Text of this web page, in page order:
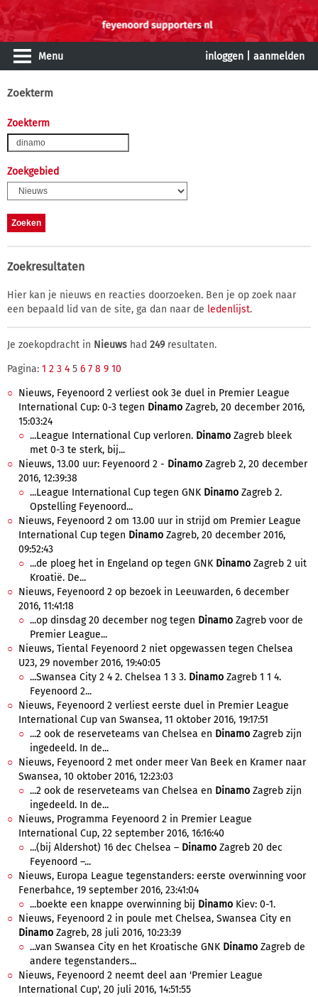
Menu inloggen aanmelden
Zoekterm
Zoekterm
Zoekgebied
Zoekresultaten
Hier kan je nieuws en reacties doorzoeken. Ben je op zoek naar
een bepaald lid van de site, ga dan naar de ledenlijst.
Je zoekopdracht in Nieuws had 249resultaten.
Pagina: 1 2 3 4 5 6 7 8 9 10
Nieuws, Feyenoord 2 verliest ook 3e duel in Premier League
International Cup: 0-3 tegen Dinamo Zagreb, 20 december 2016,
15:03:24
...League International Cup verloren. Dinamo Zagreb bleek
met 0-3 te sterk, bij...
Nieuws, 13.00 uur: Feyenoord 2 - Dinamo Zagreb 2, 20 december
2016, 12:39:38
...League International Cup tegen GNK Dinamo Zagreb 2.
Opstelling Feyenoord...
Nieuws, Feyenoord 2 om 13.00 uur in strijd om Premier League
International Cup tegen Dinamo Zagreb, 20 december 2016,
09:52:43
...de ploeg het in Engeland op tegen GNK Dinamo Zagreb 2 uit
Kroatië. De...
Nieuws, Feyenoord 2 op bezoek in Leeuwarden, 6 december
2016, 11:41:18
...op dinsdag 20 december nog tegen Dinamo Zagreb voor de
Premier League...
Nieuws, Tiental Feyenoord 2 niet opgewassen tegen Chelsea
U23, 29 november 2016, 19:40:05
...Swansea City 2 4 2. Chelsea 1 3 3. Dinamo Zagreb 1 1 4.
Feyenoord 2...
Nieuws, Feyenoord 2 verliest eerste duel in Premier League
International Cup van Swansea, 11 oktober 2016, 19:17:51
...2 ook de reserveteams van Chelsea en Dinamo Zagreb zijn
ingedeeld. In de...
Nieuws, Feyenoord 2 met onder meer Van Beek en Kramer naar
Swansea, 10 oktober 2016, 12:23:03
...2 ook de reserveteams van Chelsea en Dinamo Zagreb zijn
ingedeeld. In de...
Nieuws, Programma Feyenoord 2 in Premier League
International Cup, 22 september 2016, 16:16:40
...(bij Aldershot) 16 dec Chelsea – Dinamo Zagreb 20 dec
Feyenoord –...
Nieuws, Europa League tegenstanders: eerste overwinning voor
Fenerbahce, 19 september 2016, 23:41:04
...boekte een knappe overwinning bij Dinamo Kiev: 0-1.
Nieuws, Feyenoord 2 in poule met Chelsea, Swansea City en
Dinamo Zagreb, 28 juli 2016, 10:23:39
...van Swansea City en het Kroatische GNK Dinamo Zagreb de
andere tegenstanders...
Nieuws, Feyenoord 2 neemt deel aan 'Premier League
International Cup', 20 juli 2016, 14:51:55